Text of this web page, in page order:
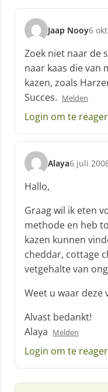
Jaap Nooy
s
c
h
r
e
e
:
6
Zoek niet naar de
naar kaas die van
kazen, zoals
Succes. Melden
Login om te
Alaya
s
c
h
r
e
f
:
6 juli
Hallo,
Graag wil ik eten
methode en heb
kazen kunnen
cheddar, cottage
vetgehalte van
Weet u waar deze
Alvast bedankt!
Alaya Melden
Login om te